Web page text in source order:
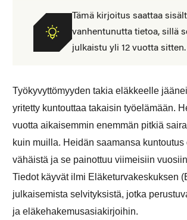
Tämä kirjoitus saattaa
vanhentunutta tietoa, sillä
julkaistu yli 12 vuotta sitten.
Työkyvyttömyyden takia eläkkeelle
yritetty kuntouttaa takaisin työelämään.
vuotta aikaisemmin enemmän pitkiä
kuin muilla. Heidän saamansa kuntoutus
vähäistä ja se painottuu viimeisiin
Tiedot käyvät ilmi Eläketurvakeskuksen
julkaisemista selvityksistä, jotka
ja eläkehakemusasiakirjoihin.